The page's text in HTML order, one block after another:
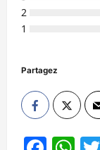
2
1
Partagez